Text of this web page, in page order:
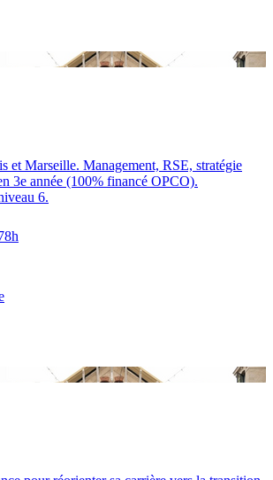
et Marseille. Management, RSE, stratégie
3e année (100% financé OPCO).
6.